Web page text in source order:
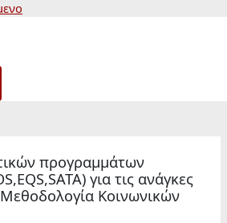
προγραμμάτων
για τις ανάγκες
Κοινωνικών